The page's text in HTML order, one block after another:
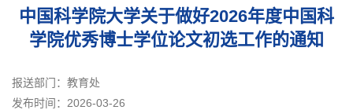
中国科学院大学关于做好2026年度中国科
学院优秀博士学位论文初选工作的通知
报送部门：教育处
发布时间：2026-03-26